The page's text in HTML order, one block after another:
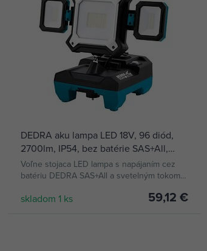
DEDRA aku lampa LED 18V, 96 diód,
2700lm, IP54, bez batérie SAS+All,
DED6907
Voľne stojaca LED lampa s napájaním cez
batériu DEDRA SAS+All a svetelným tokom
skladom 1 ks 59,12 €